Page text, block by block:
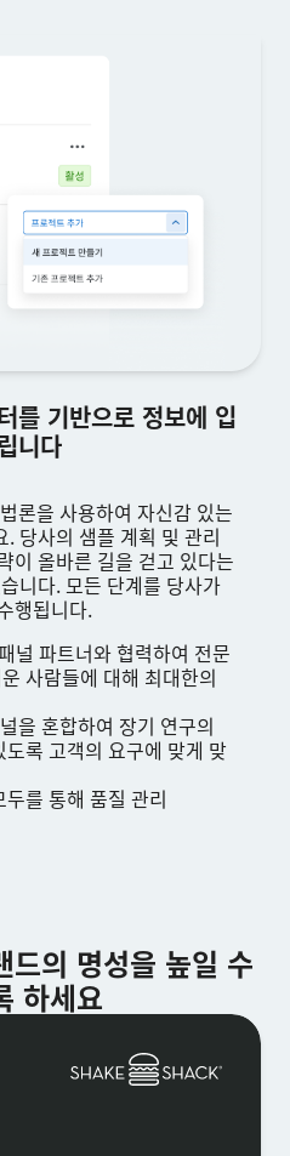
를 기반으로 정보에 입
니다
론을 사용하여 자신감 있는
당사의 샘플 계획 및 관리
이 올바른 길을 걷고 있다는
니다. 모든 단계를 당사가
행됩니다.
널 파트너와 협력하여 전문
사람들에 대해 최대한의
을 혼합하여 장기 연구의
록 고객의 요구에 맞게 맞
를 통해 품질 관리
드의 명성을 높일 수
하세요